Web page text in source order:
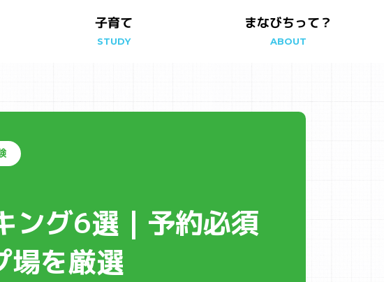
子育て
STUDY
まなびちって？
ABOUT
ング6選｜予約必須
場を厳選